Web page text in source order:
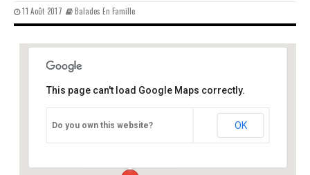
11 Août 2017 Balades En Famille
CPIE périgord-limousin
Événements
This page can't load Google Maps correctly.
Do you own this website? OK